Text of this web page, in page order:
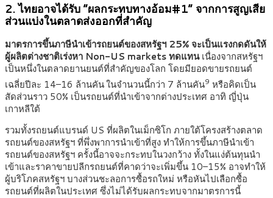
2. ไทยอาจได้รับ “ผลกระทบทางอ้อม#1” จากการสูญเสีย
ส่วนแบ่งในตลาดส่งออกที่สำคัญ
มาตรการขึ้นภาษีนำเข้ารถยนต์ของสหรัฐฯ 25% จะเป็นแรงกดดันให้
ผู้ผลิตต่างชาติเร่งหา Non-US markets ทดแทนเนื่องจากสหรัฐฯ
เป็นหนึ่งในตลาดยานยนต์ที่สำคัญของโลก โดยมียอดขายรถยนต์
เฉลี่ยปีละ 14–16 ล้านคันในจำนวนนี้กว่า 7 ล้านคัน9 หรือคิดเป็น
สัดส่วนราว 50% เป็นรถยนต์ที่นำเข้าจากต่างประเทศ อาทิ ญี่ปุ่น
เกาหลีใต้
รวมทั้งรถยนต์แบรนด์ US ที่ผลิตในเม็กซิโก ภายใต้โครงสร้างตลาด
รถยนต์ของสหรัฐฯ ที่พึ่งพาการนำเข้าที่สูง ทำให้การขึ้นภาษีนำเข้า
รถยนต์ของสหรัฐฯ ครั้งนี้อาจจะกระทบในวงกว้าง ทั้งในแง่ต้นทุนนำ
เข้าและราคาขายปลีกรถยนต์ที่คาดว่าจะเพิ่มขึ้น 10–15% อาจทำให้
ผู้บริโภคสหรัฐฯ บางส่วนชะลอการซื้อรถใหม่ หรือหันไปเลือกซื้อ
รถยนต์ที่ผลิตในประเทศ ซึ่งไม่ได้รับผลกระทบจากมาตรการนี้